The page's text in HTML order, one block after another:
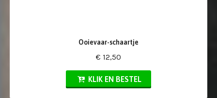
Ooievaar-schaartje
€ 12,50
KLIK EN BESTEL